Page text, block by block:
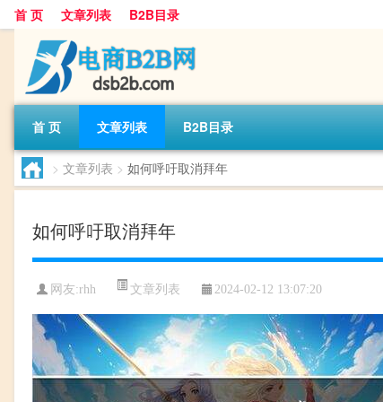
首 页 文章列表 B2B目录
首 页 文章列表 B2B目录
> 文章列表 > 如何呼吁取消拜年
如何呼吁取消拜年
网友:rhh 文章列表 2024-02-12 13:07:20